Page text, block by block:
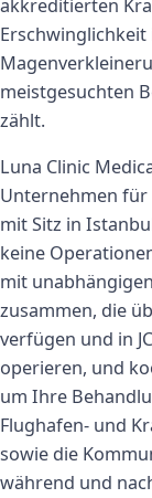
akkreditierten
meistgesuchten
zählt.
Luna Clinic
Unternehmen für
mit Sitz in
keine
mit
zusammen, die
verfügen und in
operieren, und
um Ihre
Flughafen- und
sowie die
während und